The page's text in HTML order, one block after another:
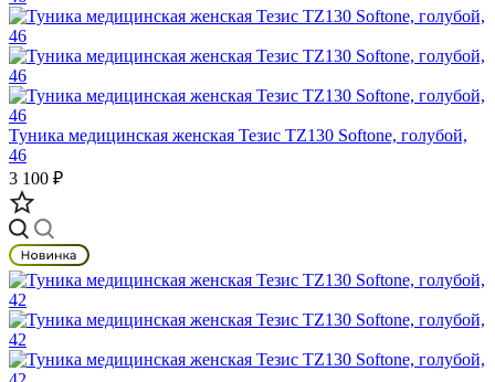
Туника медицинская женская Тезис TZ130 Softone, голубой,
46
3 100 ₽